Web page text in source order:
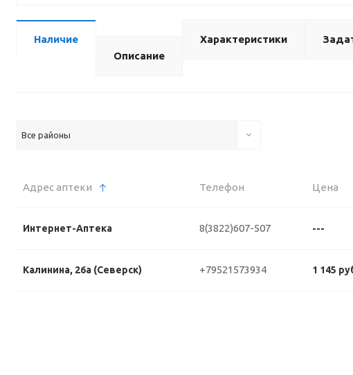
Наличие
Описание
Характеристики
Все районы
Адрес аптеки Телефон Цена
Интернет-Аптека 8(3822)607-507 ---
Калинина, 26а (Северск) +79521573934 1 145